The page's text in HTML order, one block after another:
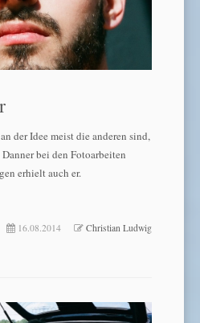
der Idee meist die anderen sind,
bei den Fotoarbeiten
erhielt auch er.
16.08.2014 Christian Ludwig